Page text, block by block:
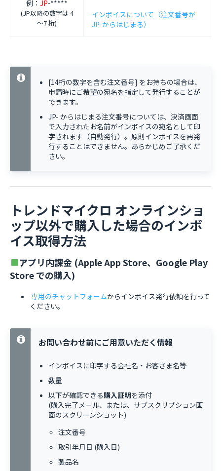
例： JP-*****
(JP以降の数字は 4
～7 桁)
インボイスについて（注文番号が
JP-からはじまる）
[14桁の数字を含む注文番号] をお持ちの場合は、
申請時にご希望の宛名を指定して発行することが
できます。
JP- からはじまる注文番号については、決済画面
で入力されたお名前がインボイスの宛名として印
字されます（自動発行）。原則インボイスを再発
行することはできません。あらかじめご了承くだ
さい。
トレンドマイクロ オンラインショ
ップ以外で購入した場合のインボ
イス取得方法
アプリ内課金 (Apple App Store、Google Play
Store での購入)
専用のチャットフォームからインボイス発行依頼を行って
ください。
お問い合わせ前にご用意いただく情報
インボイスに印字する会社名・お客さま名等
数量
以下が確認できる購入証明を添付
(購入完了メール、または、サブスクリプション画
面のスクリーンショット)
注文番号
取引年月日 (購入日)
製品名